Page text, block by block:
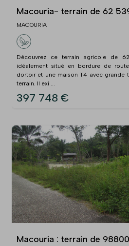
Macouria- terrain de 62
MACOURIA
Découvrez ce terrain agricole de
idéalement situé en bordure de
dortoir et une maison T4 avec grande
terrain. Il exi ...
397 748 €
Macouria : terrain de